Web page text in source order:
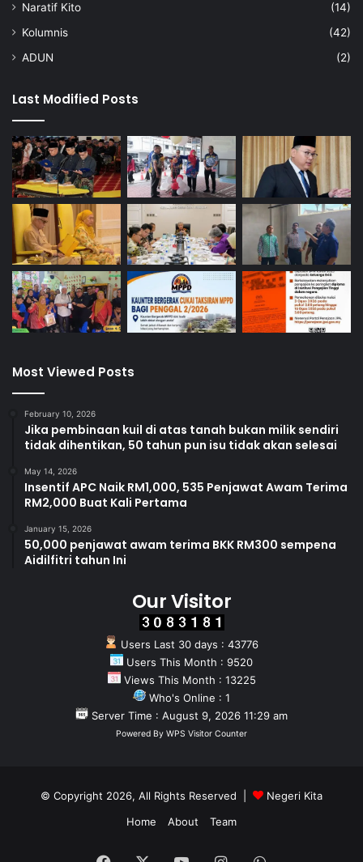
Naratif Kito
(14)
Kolumnis
(42)
ADUN
(2)
Last Modified Posts
Most Viewed Posts
February 10, 2026
Jika pembinaan kuil di atas tanah bukan milik sendiri
tidak dihentikan, 50 tahun pun isu tidak akan selesai
May 14, 2026
Insentif APC Naik RM1,000, 535 Penjawat Awam Terima
RM2,000 Buat Kali Pertama
January 15, 2026
50,000 penjawat awam terima BKK RM300 sempena
Aidilfitri tahun Ini
Our Visitor
Users Last 30 days : 43776
Users This Month : 9520
Views This Month : 13225
Who's Online : 1
Server Time : August 9, 2026 11:29 am
Powered By WPS Visitor Counter
© Copyright 2026, All Rights Reserved |
Negeri Kita
Home
About Team